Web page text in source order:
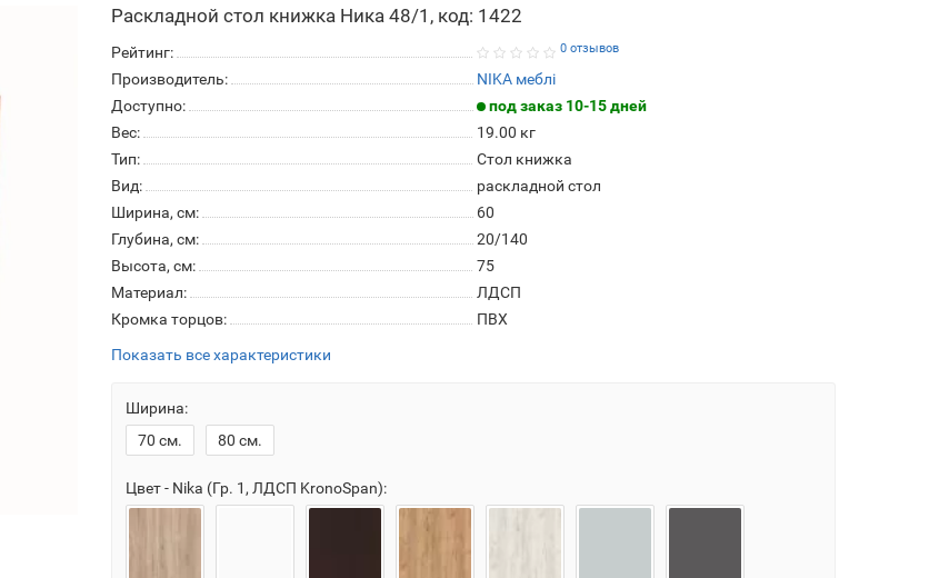
Раскладной стол книжка Ника 48/1, код: 1422
Рейтинг: 0 отзывов
Производитель:
NIKA меблі
Доступно:
под заказ 10-15 дней
Вес:
19.00 кг
Тип:
Стол книжка
Вид:
раскладной стол
Ширина, см:
60
Глубина, см:
20/140
Высота, см:
75
Материал:
ЛДСП
Кромка торцов:
ПВХ
Показать все характеристики
Ширина:
70 см.
80 см.
Цвет - Nika (Гр. 1, ЛДСП KronoSpan):